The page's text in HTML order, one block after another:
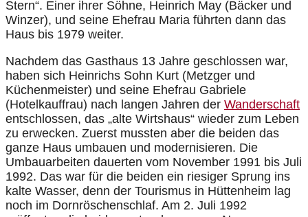
Stern“. Einer ihrer Söhne, Heinrich May (Bäcker und
Winzer), und seine Ehefrau Maria führten dann das
Haus bis 1979 weiter.
Nachdem das Gasthaus 13 Jahre geschlossen war,
haben sich Heinrichs Sohn Kurt (Metzger und
Küchenmeister) und seine Ehefrau Gabriele
(Hotelkauffrau) nach langen Jahren der Wanderschaft
entschlossen, das „alte Wirtshaus“ wieder zum Leben
zu erwecken. Zuerst mussten aber die beiden das
ganze Haus umbauen und modernisieren. Die
Umbauarbeiten dauerten vom November 1991 bis Juli
1992. Das war für die beiden ein riesiger Sprung ins
kalte Wasser, denn der Tourismus in Hüttenheim lag
noch im Dornröschenschlaf. Am 2. Juli 1992